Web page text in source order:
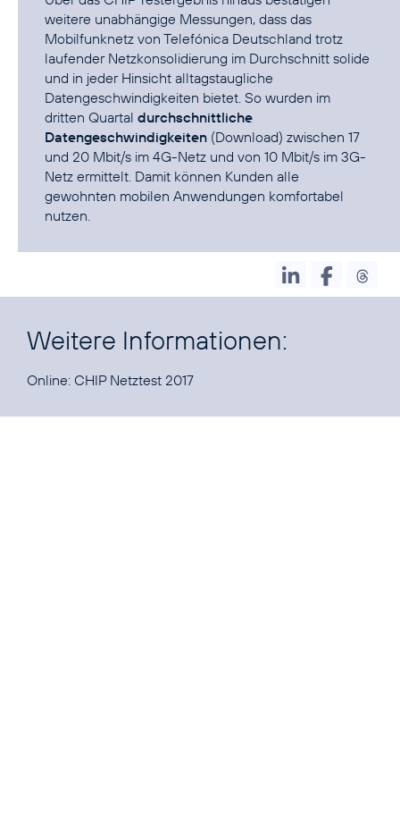
weitere unabhängige Messungen, dass das
Mobilfunknetz von Telefónica Deutschland trotz
laufender Netzkonsolidierung im Durchschnitt solide
und in jeder Hinsicht alltagstaugliche
Datengeschwindigkeiten bietet. So wurden im
dritten Quartal durchschnittliche
Datengeschwindigkeiten (Download) zwischen 17
und 20 Mbit/s im 4G-Netz und von 10 Mbit/s im 3G-
Netz ermittelt. Damit können Kunden alle
gewohnten mobilen Anwendungen komfortabel
nutzen.
Weitere Informationen:
Online: CHIP Netztest 2017